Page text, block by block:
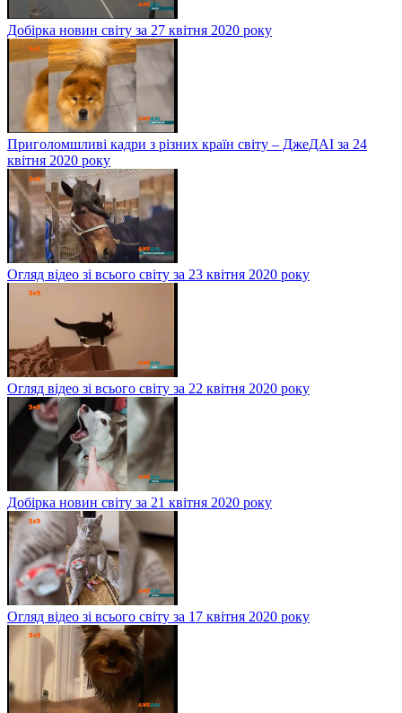
Добірка новин світу за 27 квітня 2020 року
Приголомшливі кадри з різних країн світу – ДжеДАІ за 24
квітня 2020 року
Огляд відео зі всього світу за 23 квітня 2020 року
Огляд відео зі всього світу за 22 квітня 2020 року
Добірка новин світу за 21 квітня 2020 року
Огляд відео зі всього світу за 17 квітня 2020 року